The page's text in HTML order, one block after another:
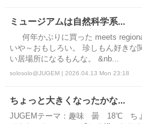
ミュージアムは自然科学系...
何年かぶりに買った meets
いや～おもしろい。 珍しもん好きな
い居場所になるもんな。 &nb...
solosolo@JUGEM | 2026.04.13 Mon 23:18
ちょっと大きくなったかな...
JUGEMテーマ：趣味 曇 18℃ ちょ